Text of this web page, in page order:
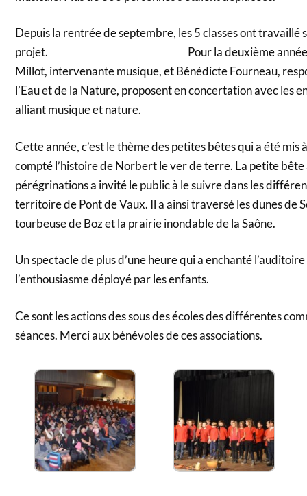
Depuis la rentrée de septembre, les 5 classes ont travaillé
projet. Pour la deuxième année
Millot, intervenante musique, et Bénédicte Fourneau,
l’Eau et de la Nature, proposent en concertation avec les
alliant musique et nature.
Cette année, c’est le thème des petites bêtes qui a été mis
compté l’histoire de Norbert le ver de terre. La petite bête
pérégrinations a invité le public à le suivre dans les
territoire de Pont de Vaux. Il a ainsi traversé les dunes de
tourbeuse de Boz et la prairie inondable de la Saône.
Un spectacle de plus d’une heure qui a enchanté
l’enthousiasme déployé par les enfants.
Ce sont les actions des sous des écoles des différentes
séances. Merci aux bénévoles de ces associations.